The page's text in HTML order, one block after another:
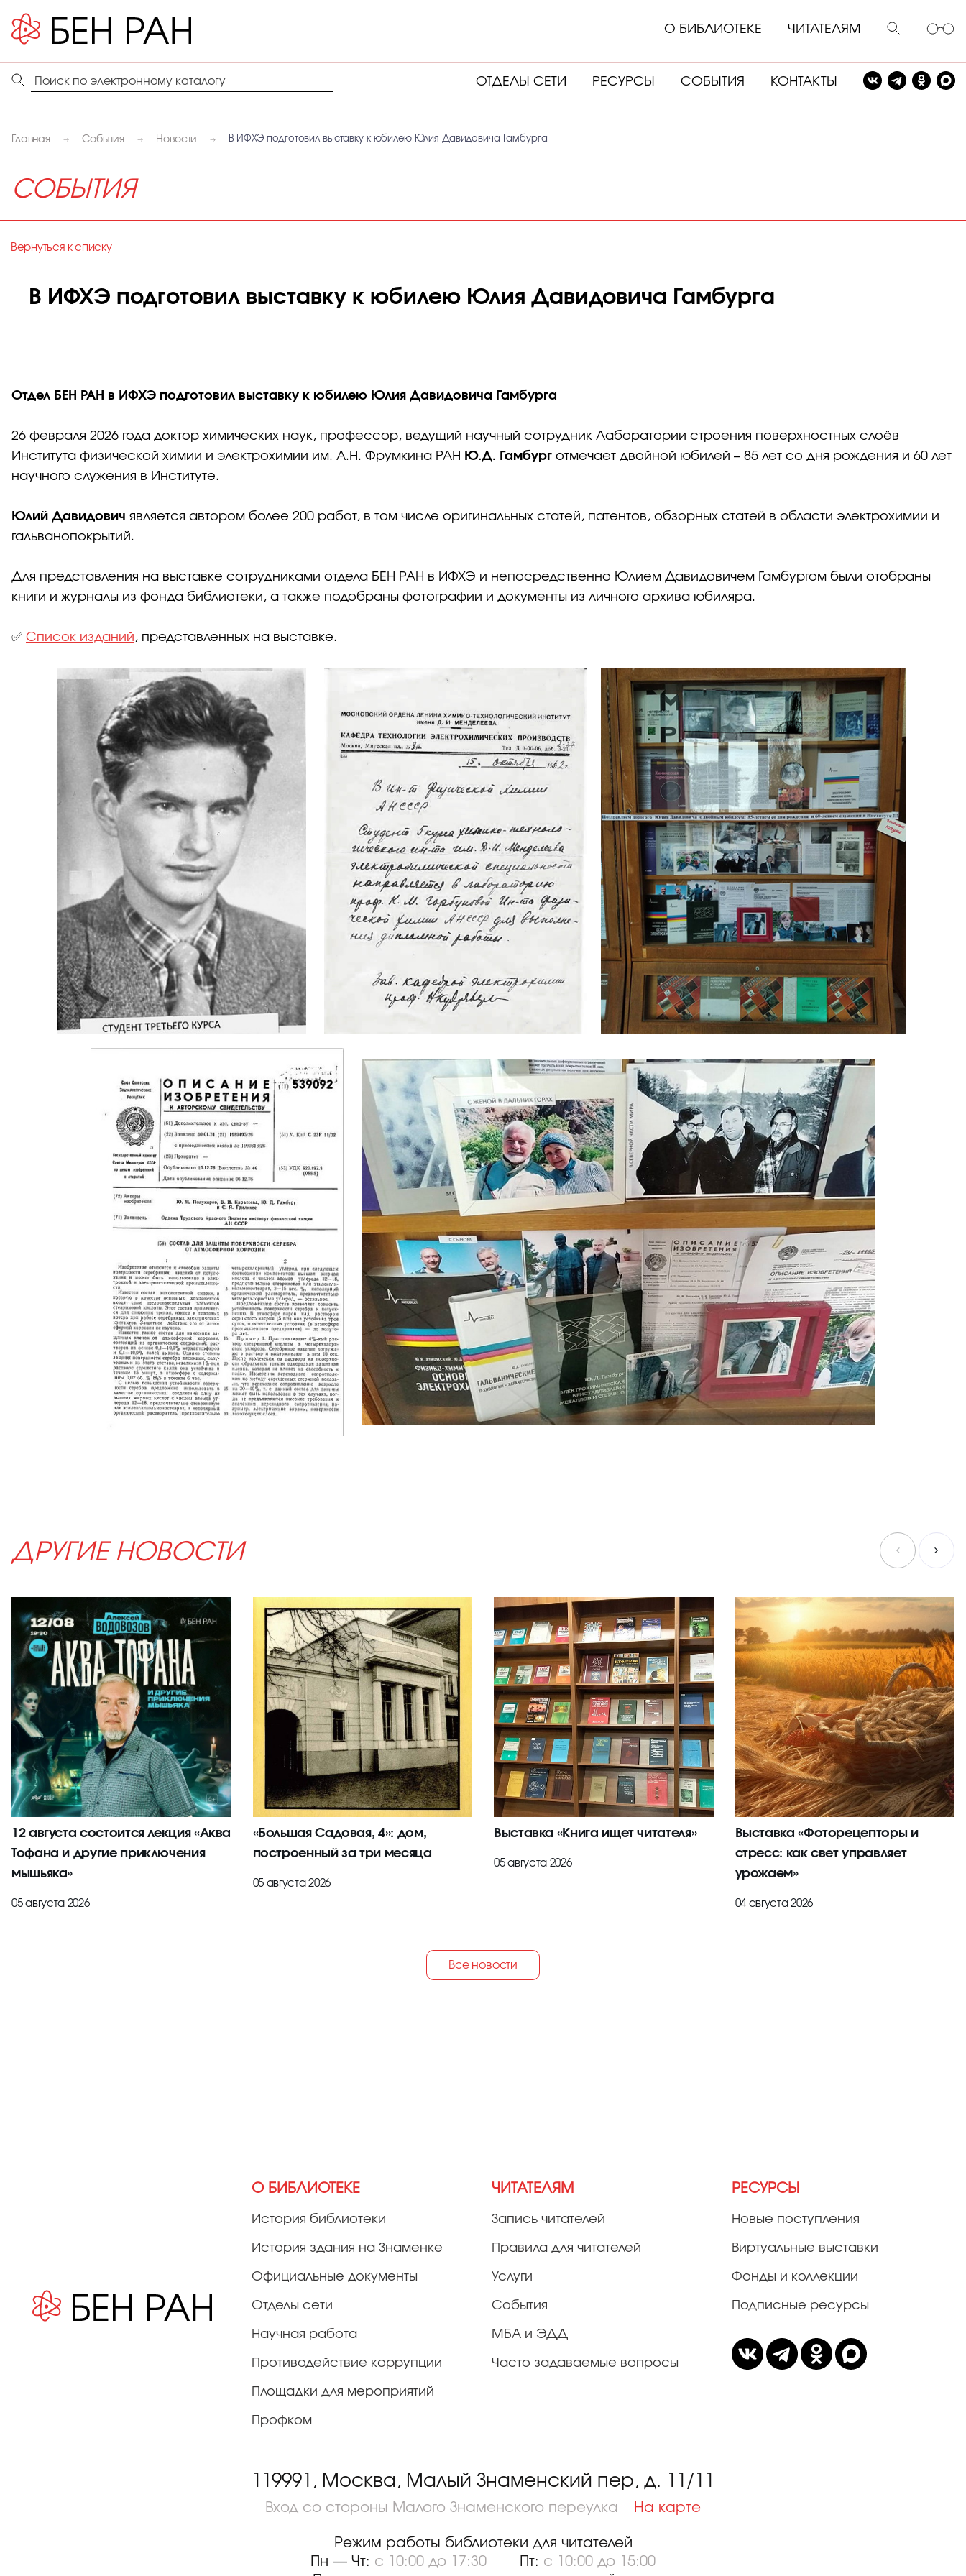
О БИБЛИОТЕКЕ ЧИТАТЕЛЯМ
ОТДЕЛЫ СЕТИ РЕСУРСЫ СОБЫТИЯ КОНТАКТЫ
Главная События Новости В ИФХЭ подготовил выставку к юбилею Юлия Давидовича Гамбурга
СОБЫТИЯ
Вернуться к списку
В ИФХЭ подготовил выставку к юбилею Юлия Давидовича Гамбурга
Отдел БЕН РАН в ИФХЭ подготовил выставку к юбилею Юлия Давидовича Гамбурга
26 февраля 2026 года доктор химических наук, профессор, ведущий научный сотрудник Лаборатории строения поверхностных слоёв
Института физической химии и электрохимии им. А.Н. Фрумкина РАН Ю.Д. Гамбург отмечает двойной юбилей – 85 лет со дня рождения и 60 лет
научного служения в Институте.
Юлий Давидович является автором более 200 работ, в том числе оригинальных статей, патентов, обзорных статей в области электрохимии и
гальванопокрытий.
Для представления на выставке сотрудниками отдела БЕН РАН в ИФХЭ и непосредственно Юлием Давидовичем Гамбургом были отобраны
книги и журналы из фонда библиотеки, а также подобраны фотографии и документы из личного архива юбиляра.
✅ Список изданий, представленных на выставке.
ДРУГИЕ НОВОСТИ
12 августа состоится лекция «Аква
Тофана и другие приключения
мышьяка»
05 августа 2026
«Большая Садовая, 4»: дом,
построенный за три месяца
05 августа 2026
Выставка «Книга ищет читателя»
05 августа 2026
Выставка «Фоторецепторы и
стресс: как свет управляет
урожаем»
04 августа 2026
Все новости
О БИБЛИОТЕКЕ
История библиотеки
История здания на Знаменке
Официальные документы
Отделы сети
Научная работа
Противодействие коррупции
Площадки для мероприятий
Профком
ЧИТАТЕЛЯМ
Запись читателей
Правила для читателей
Услуги
События
МБА и ЭДД
Часто задаваемые вопросы
РЕСУРСЫ
Новые поступления
Виртуальные выставки
Фонды и коллекции
Подписные ресурсы
119991, Москва, Малый Знаменский пер, д. 11/11
Вход со стороны Малого Знаменского переулка На карте
Режим работы библиотеки для читателей
Пн — Чт: с 10:00 до 17:30 Пт: с 10:00 до 15:00